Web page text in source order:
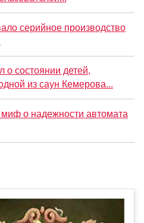
серийное производство
состоянии детей,
из саун Кемерова...
миф о надежности автомата